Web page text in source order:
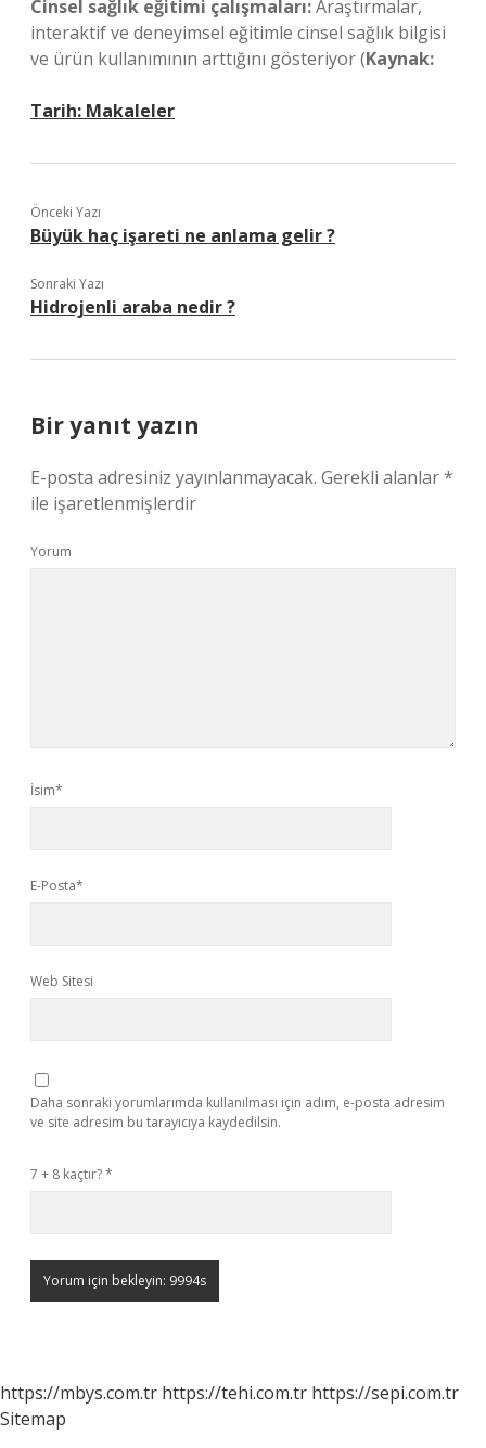
Cinsel sağlık eğitimi çalışmaları:Araştırmalar,
interaktif ve deneyimsel eğitimle cinsel sağlık bilgisi
ve ürün kullanımının arttığını gösteriyor (Kaynak:
Tarih: Makaleler
Önceki Yazı
Büyük haç işareti ne anlama gelir ?
Sonraki Yazı
Hidrojenli araba nedir ?
Bir yanıt yazın
E-posta adresiniz yayınlanmayacak. Gerekli alanlar*
ile işaretlenmişlerdir
Yorum
İsim*
E-Posta*
Web Sitesi
Daha sonraki yorumlarımda kullanılması için adım, e-posta adresim
ve site adresim bu tarayıcıya kaydedilsin.
7 + 8 kaçtır?*
https://mbys.com.tr https://tehi.com.tr https://sepi.com.tr
Sitemap